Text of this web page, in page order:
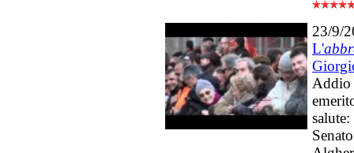
23/9/
L'
Addio